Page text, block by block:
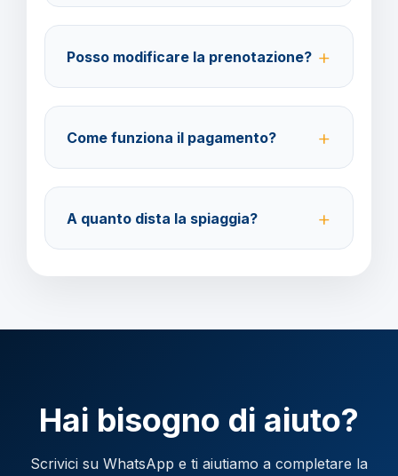
amministrazione@barbaviaggi.it, o attraverso il
nostro sito barbaviaggi.it.
Posso modificare la prenotazione?
Costo della modifica 70 euro a pratica.
Come funziona il pagamento?
Acconto del 40%, saldo 30 giorni prima della
partenza.
A quanto dista la spiaggia?
spiagge di Ibiza, facilmente raggiungibili a piedi o
Hai bisogno di aiuto?
Scrivici su WhatsApp e ti aiutiamo a completare la